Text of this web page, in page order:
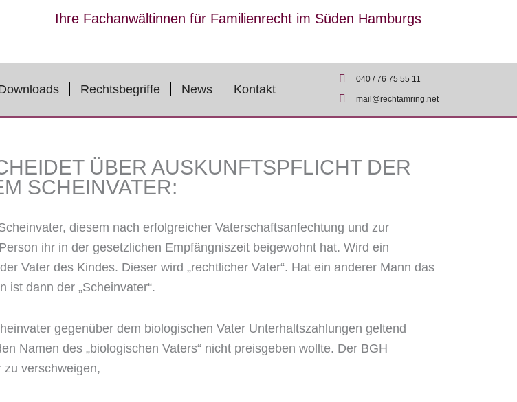
Ihre Fachanwältinnen für Familienrecht im Süden Hamburgs
Rechtsbegriffe News Kontakt
040 / 76 75 55 11
mail@rechtamring.net
ÜBER AUSKUNFTSPFLICHT DER
SCHEINVATER:
diesem nach erfolgreicher Vaterschaftsanfechtung und zur
ihr in der gesetzlichen Empfängniszeit beigewohnt hat. Wird ein
Vater des Kindes. Dieser wird „rechtlicher Vater“. Hat ein anderer Mann das
ist dann der „Scheinvater“.
gegenüber dem biologischen Vater Unterhaltszahlungen geltend
Namen des „biologischen Vaters“ nicht preisgeben wollte. Der BGH
verschweigen ,